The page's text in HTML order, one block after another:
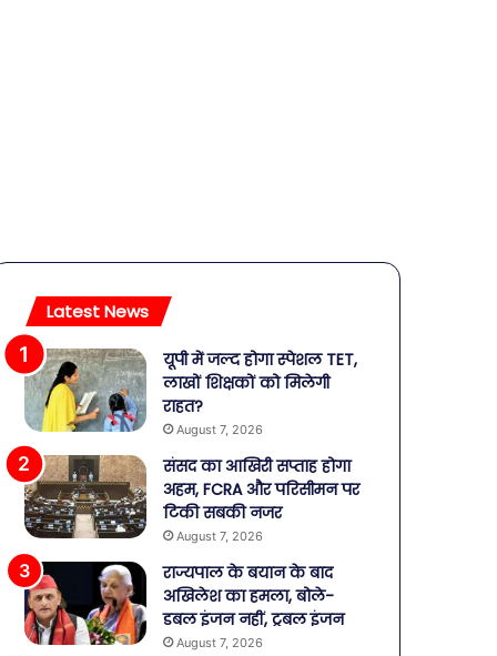
Latest News
यूपी में जल्द होगा स्पेशल TET,
लाखों शिक्षकों को मिलेगी
राहत?
August 7, 2026
संसद का आखिरी सप्ताह होगा
अहम, FCRA और परिसीमन पर
टिकी सबकी नजर
August 7, 2026
राज्यपाल के बयान के बाद
अखिलेश का हमला, बोले-
डबल इंजन नहीं, ट्रबल इंजन
August 7, 2026